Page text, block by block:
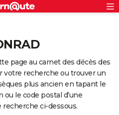
page au carnet des décès des
votre recherche ou trouver un
plus ancien en tapant le
le code postal d'une
ci-dessous.